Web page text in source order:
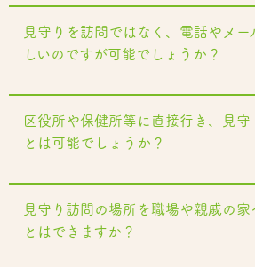
見守りを訪問ではなく、電話やメー
しいのですが可能でしょうか？
区役所や保健所等に直接行き、見守
とは可能でしょうか？
見守り訪問の場所を職場や親戚の家
とはできますか？